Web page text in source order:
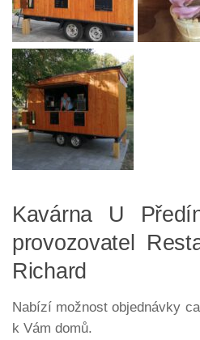
Kavárna U
provozovatel
Richard
Nabízí možnost objednávky
k Vám domů.